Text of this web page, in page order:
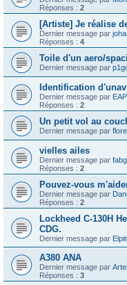
Réponses : 2
[Artiste] Je réalise
Dernier message par
Réponses : 4
Toile d'un aero/
Dernier message par
Identification
Dernier message par
Réponses : 2
Un petit vol au
Dernier message par
vielles ailes
Dernier message par
Réponses : 2
Pouvez-vous
Dernier message par
Réponses : 2
Lockheed C-130H
CDG.
Dernier message par
A380 ANA
Dernier message par
Réponses : 3